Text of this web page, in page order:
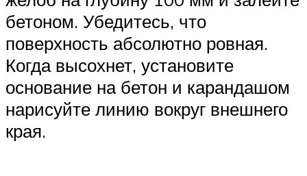
бетоном. Убедитесь, что
поверхность абсолютно ровная.
Когда высохнет, установите
основание на бетон и карандашом
нарисуйте линию вокруг внешнего
края.